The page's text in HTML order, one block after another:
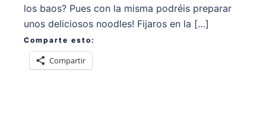
los baos? Pues con la misma podréis preparar
unos deliciosos noodles! Fijaros en la […]
Comparte esto:
Compartir